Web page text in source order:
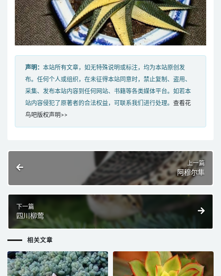
声明： 本站所有文章，如无特殊说明或标注，均为本站原创发
布。任何个人或组织，在未征得本站同意时，禁止复制、盗用、
采集、发布本站内容到任何网站、书籍等各类媒体平台。如若本
站内容侵犯了原著者的合法权益，可联系我们进行处理。 查看花
鸟吧版权声明>>
上一篇
阿穆尔隼
下一篇
四川柳莺
相关文章